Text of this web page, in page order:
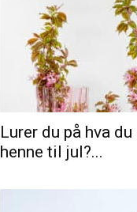
Lurer du på hva
henne til jul?...